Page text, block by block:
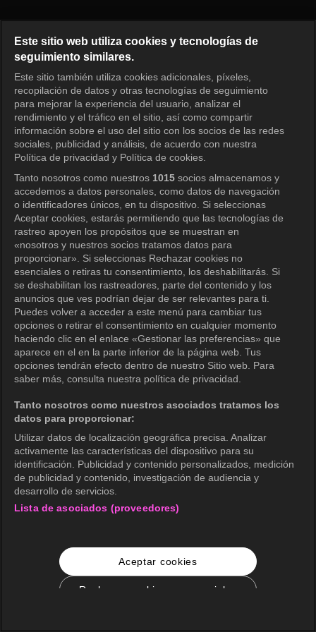
Iniciar sesión
Este sitio web utiliza cookies y tecnologías de
seguimiento similares.
Este sitio también utiliza cookies adicionales, píxeles,
recopilación de datos y otras tecnologías de seguimiento
para mejorar la experiencia del usuario, analizar el
rendimiento y el tráfico en el sitio, así como compartir
información sobre el uso del sitio con los socios de las redes
sociales, publicidad y análisis, de acuerdo con nuestra
Política de privacidad y Política de cookies.
Tanto nosotros como nuestros 1015 socios almacenamos y
accedemos a datos personales, como datos de navegación
o identificadores únicos, en tu dispositivo. Si seleccionas
Aceptar cookies, estarás permitiendo que las tecnologías de
rastreo apoyen los propósitos que se muestran en
«nosotros y nuestros socios tratamos datos para
proporcionar». Si seleccionas Rechazar cookies no
esenciales o retiras tu consentimiento, los deshabilitarás. Si
se deshabilitan los rastreadores, parte del contenido y los
anuncios que ves podrían dejar de ser relevantes para ti.
Puedes volver a acceder a este menú para cambiar tus
opciones o retirar el consentimiento en cualquier momento
haciendo clic en el enlace «Gestionar las preferencias» que
aparece en el en la parte inferior de la página web. Tus
opciones tendrán efecto dentro de nuestro Sitio web. Para
saber más, consulta nuestra política de privacidad.
Tanto nosotros como nuestros asociados tratamos los
datos para proporcionar:
Utilizar datos de localización geográfica precisa. Analizar
activamente las características del dispositivo para su
identificación. Publicidad y contenido personalizados, medición
de publicidad y contenido, investigación de audiencia y
desarrollo de servicios.
Lista de asociados (proveedores)
Aceptar cookies
Rechazar cookies no esenciales